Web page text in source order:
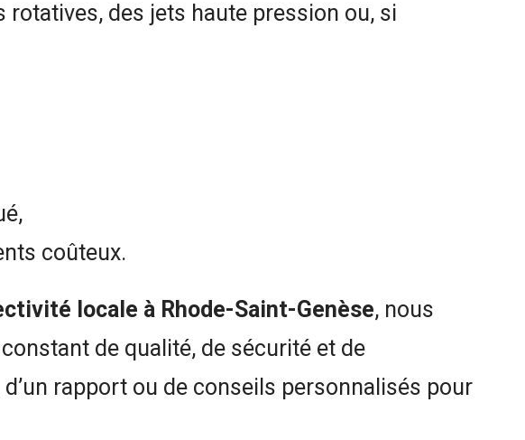
des jets haute pression ou, si
coûteux.
locale à Rhode-Saint-Genèse, nous
de qualité, de sécurité et de
rapport ou de conseils personnalisés pour